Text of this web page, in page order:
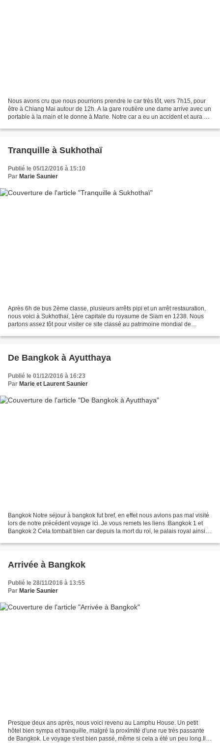
Nous avons cru que nous pourrions prendre le car très tôt, vers 7h15, pour
être à Chiang Mai autour de 12h. A la gare routière une dame arrive avec un
portable à la main et le donne à Marie. Notre car a eu un accident et aura au
Tranquille à Sukhothaï
Publié le 05/12/2016 à 15:10
Par Marie Saunier
Après 6h de bus 2ème classe, plusieurs arrêts pipi et un arrêt restauration,
nous voici à Sukhothaï, 1ère capitale du royaume de Siam en 1238. Nous
partons assez tôt pour visiter ce site classé au patrimoine mondial de
De Bangkok à Ayutthaya
Publié le 01/12/2016 à 16:23
Par Marie et Laurent Saunier
Bangkok Notre séjour à bangkok fut bref, en effet nous avions pas mal visité
lors de notre précédent voyage ici. Je vous remets les liens :Bangkok 1 et
Bangkok 2 Cela tombait bien car depuis la mort du roi, le palais royal ainsi
Arrivée à Bangkok
Publié le 28/11/2016 à 13:55
Par Marie Saunier
Presque deux ans après, nous voici revenu au Lamphu House. Un petit
hôtel bien sympa et tranquille, malgré la proximité d'une rue très passante
de Bangkok. Le voyage s'est bien passé, même si cela a été un peu long.Il